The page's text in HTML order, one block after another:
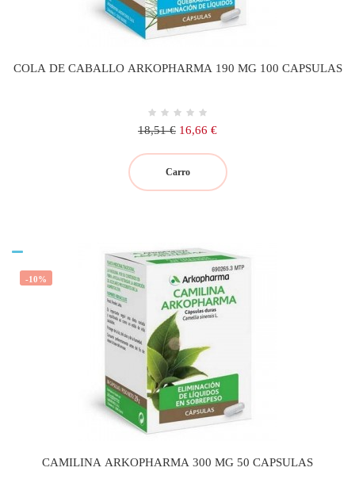
COLA DE CABALLO ARKOPHARMA 190 MG 100 CAPSULAS
Precio
18,51 € Precio
16,66 €
Carro
-10%
CAMILINA ARKOPHARMA 300 MG 50 CAPSULAS